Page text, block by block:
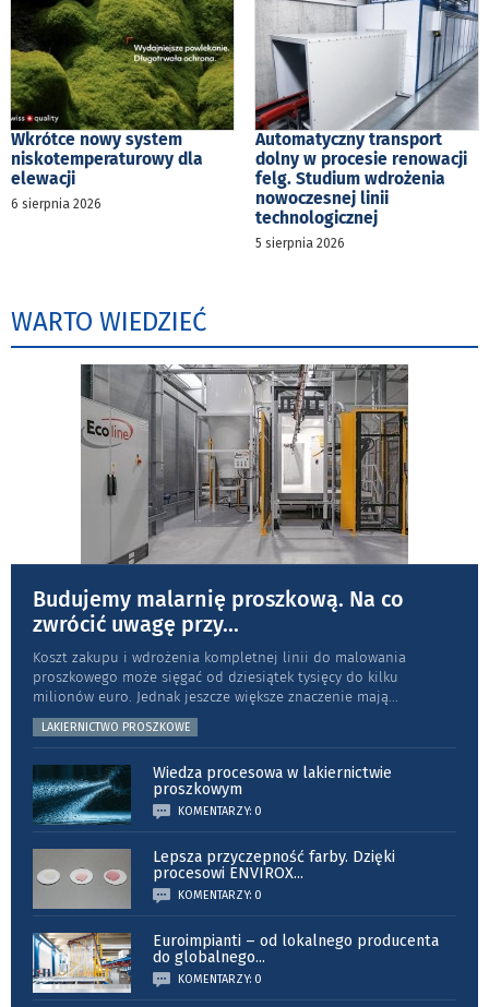
Wkrótce nowy system
niskotemperaturowy dla
elewacji
6 sierpnia 2026
Automatyczny transport
dolny w procesie renowacji
felg. Studium wdrożenia
nowoczesnej linii
technologicznej
5 sierpnia 2026
WARTO WIEDZIEĆ
Budujemy malarnię proszkową. Na co
zwrócić uwagę przy...
Koszt zakupu i wdrożenia kompletnej linii do malowania
proszkowego może sięgać od dziesiątek tysięcy do kilku
milionów euro. Jednak jeszcze większe znaczenie mają...
LAKIERNICTWO PROSZKOWE
Wiedza procesowa w lakiernictwie
proszkowym
KOMENTARZY: 0
Lepsza przyczepność farby. Dzięki
procesowi ENVIROX...
KOMENTARZY: 0
Euroimpianti – od lokalnego producenta
do globalnego...
KOMENTARZY: 0